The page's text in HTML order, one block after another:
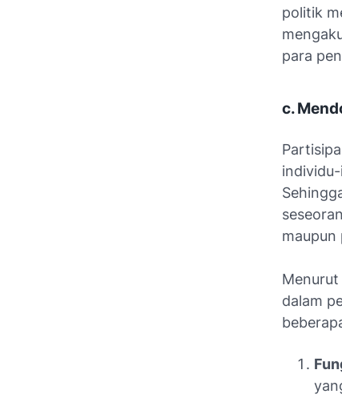
politik
para
c.
dalam